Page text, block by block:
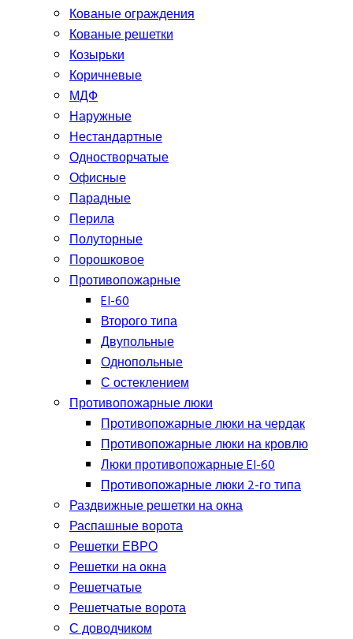
Кованые ограждения
Кованые решетки
Козырьки
Коричневые
МДФ
Наружные
Нестандартные
Одностворчатые
Офисные
Парадные
Перила
Полуторные
Порошковое
Противопожарные
EI-60
Второго типа
Двупольные
Однопольные
С остеклением
Противопожарные люки
Противопожарные люки на чердак
Противопожарные люки на кровлю
Люки противопожарные EI-60
Противопожарные люки 2-го типа
Раздвижные решетки на окна
Распашные ворота
Решетки ЕВРО
Решетки на окна
Решетчатые
Решетчатые ворота
С доводчиком